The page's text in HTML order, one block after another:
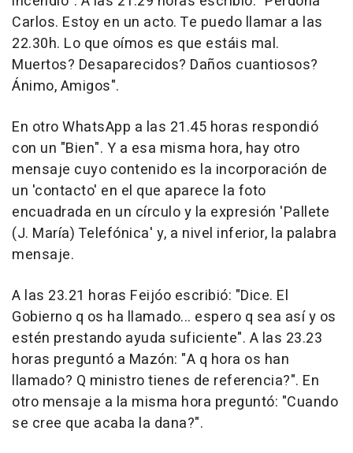
Carlos. Estoy en un acto. Te puedo llamar a las
22.30h. Lo que oímos es que estáis mal.
Muertos? Desaparecidos? Daños cuantiosos?
Ánimo, Amigos".
En otro WhatsApp a las 21.45 horas respondió
con un "Bien". Y a esa misma hora, hay otro
mensaje cuyo contenido es la incorporación de
un 'contacto' en el que aparece la foto
encuadrada en un círculo y la expresión 'Pallete
(J. María) Telefónica' y, a nivel inferior, la palabra
mensaje.
A las 23.21 horas Feijóo escribió: "Dice. El
Gobierno q os ha llamado... espero q sea así y os
estén prestando ayuda suficiente". A las 23.23
horas preguntó a Mazón: "A q hora os han
llamado? Q ministro tienes de referencia?". En
otro mensaje a la misma hora preguntó: "Cuando
se cree que acaba la dana?".